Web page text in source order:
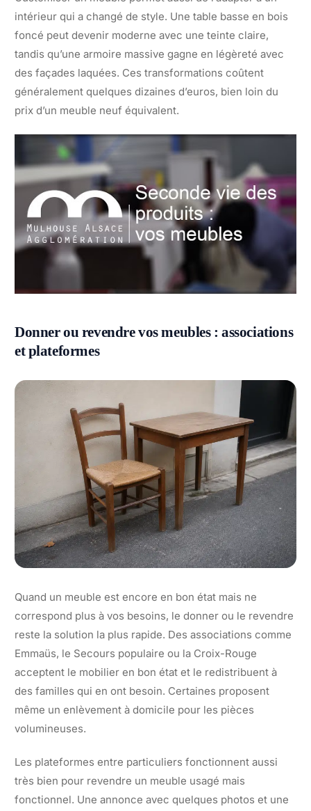
intérieur qui a changé de style. Une table basse en bois
foncé peut devenir moderne avec une teinte claire,
tandis qu’une armoire massive gagne en légèreté avec
des façades laquées. Ces transformations coûtent
généralement quelques dizaines d’euros, bien loin du
prix d’un meuble neuf équivalent.
Donner ou revendre vos meubles : associations
et plateformes
Quand un meuble est encore en bon état mais ne
correspond plus à vos besoins, le donner ou le revendre
reste la solution la plus rapide. Des associations comme
Emmaüs, le Secours populaire ou la Croix-Rouge
acceptent le mobilier en bon état et le redistribuent à
des familles qui en ont besoin. Certaines proposent
même un enlèvement à domicile pour les pièces
volumineuses.
Les plateformes entre particuliers fonctionnent aussi
très bien pour revendre un meuble usagé mais
fonctionnel. Une annonce avec quelques photos et une